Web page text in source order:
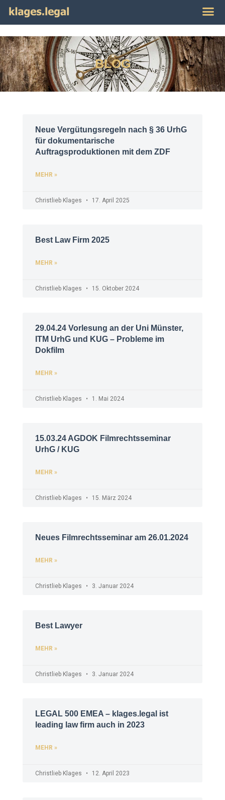
BLOG
Neue Vergütungsregeln nach § 36 UrhG
für dokumentarische
Auftragsproduktionen mit dem ZDF
MEHR »
Christlieb Klages 17. April 2025
Best Law Firm 2025
MEHR »
Christlieb Klages 15. Oktober 2024
29.04.24 Vorlesung an der Uni Münster,
ITM UrhG und KUG – Probleme im
Dokfilm
MEHR »
Christlieb Klages 1. Mai 2024
15.03.24 AGDOK Filmrechtsseminar
UrhG / KUG
MEHR »
Christlieb Klages 15. März 2024
Neues Filmrechtsseminar am 26.01.2024
MEHR »
Christlieb Klages 3. Januar 2024
Best Lawyer
MEHR »
Christlieb Klages 3. Januar 2024
LEGAL 500 EMEA – klages.legal ist
leading law firm auch in 2023
MEHR »
Christlieb Klages 12. April 2023